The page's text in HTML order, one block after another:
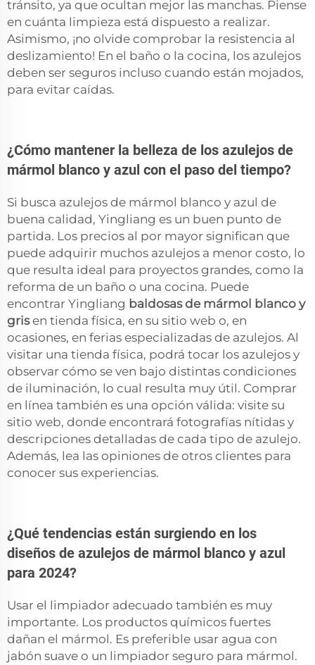
tránsito, ya que ocultan mejor las manchas. Piense
en cuánta limpieza está dispuesto a realizar.
Asimismo, ¡no olvide comprobar la resistencia al
deslizamiento! En el baño o la cocina, los azulejos
deben ser seguros incluso cuando están mojados,
para evitar caídas.
¿Cómo mantener la belleza de los azulejos de
mármol blanco y azul con el paso del tiempo?
Si busca azulejos de mármol blanco y azul de
buena calidad, Yingliang es un buen punto de
partida. Los precios al por mayor significan que
puede adquirir muchos azulejos a menor costo, lo
que resulta ideal para proyectos grandes, como la
reforma de un baño o una cocina. Puede
encontrar Yingliang baldosas de mármol blanco y
grisen tienda física, en su sitio web o, en
ocasiones, en ferias especializadas de azulejos. Al
visitar una tienda física, podrá tocar los azulejos y
observar cómo se ven bajo distintas condiciones
de iluminación, lo cual resulta muy útil. Comprar
en línea también es una opción válida: visite su
sitio web, donde encontrará fotografías nítidas y
descripciones detalladas de cada tipo de azulejo.
Además, lea las opiniones de otros clientes para
conocer sus experiencias.
¿Qué tendencias están surgiendo en los
diseños de azulejos de mármol blanco y azul
para 2024?
Usar el limpiador adecuado también es muy
importante. Los productos químicos fuertes
dañan el mármol. Es preferible usar agua con
jabón suave o un limpiador seguro para mármol.